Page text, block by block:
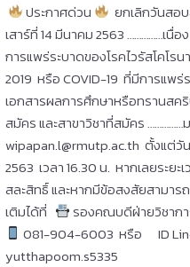
ประกาศด่วน
ยกเลิกวันสอ
เสาร์ที่ 14 มีนาคม 2563 ……………เนื่
การแพร่ระบาดของโรคไวรัสโคโร
2019 หรือ COVID-19 ที่มีการแพร่
เอกสารผลการศึกษาหรือทรานสค
สมัคร และสาขาวิชาที่สมัคร ……………
wipapan.l@rmutp.ac.th ตั้งแต่วั
2563 เวลา 16.30 น. หากเลยระย
สละสิทธิ์ และหากมีข้อสงสัยสามา
เติมได้ที่
รองคณบดีฝ่ายวิชากา
081-904-6003 หรือ ID
yutthapoom.s5335